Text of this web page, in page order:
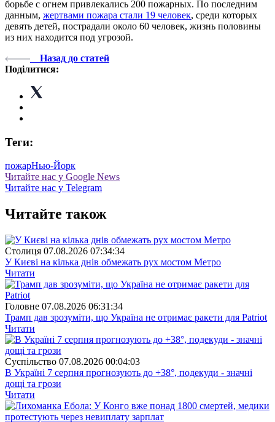
борьбе с огнем привлекались 200 пожарных. По последним
данным, жертвами пожара стали 19 человек, среди которых
девять детей, пострадали около 60 человек, жизнь половины
из них находится под угрозой.
Назад до статей
Поділитися:
Теги:
пожарНью-Йорк
Читайте нас у Google News
Читайте нас у Telegram
Читайте також
Столиця 07.08.2026 07:34:34
У Києві на кілька днів обмежать рух мостом Метро
Читати
Головне 07.08.2026 06:31:34
Трамп дав зрозуміти, що Україна не отримає ракети для Patriot
Читати
Суспiльство 07.08.2026 00:04:03
В Україні 7 серпня прогнозують до +38°, подекуди - значні
дощі та грози
Читати